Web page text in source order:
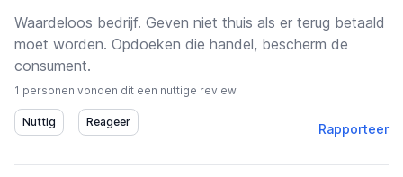
Waardeloos bedrijf. Geven niet thuis als er terug betaald
moet worden. Opdoeken die handel, bescherm de
consument.
1 personen vonden dit een nuttige review
Rapporteer